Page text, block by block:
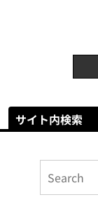
サイト内検索